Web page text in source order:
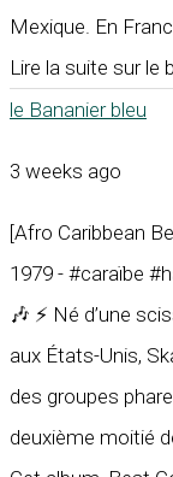
Mexique. En
Lire la suite sur le
le Bananier bleu
3 weeks ago
[Afro Caribbean
1979 - #caraïbe
🎶 ⚡ Né d’une
aux États-Unis,
des groupes
deuxième moitié